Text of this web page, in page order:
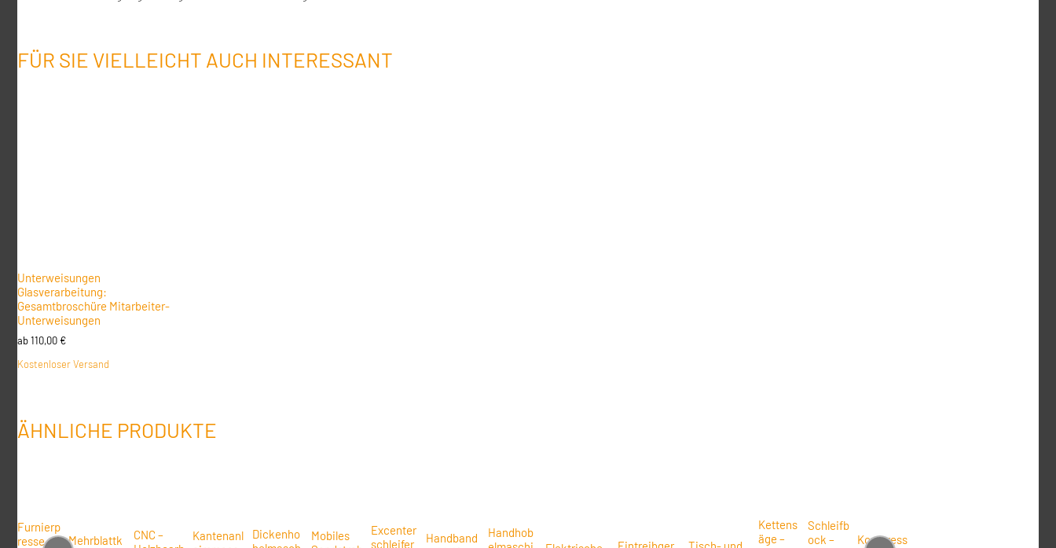
FÜR SIE VIELLEICHT AUCH INTERESSANT
Unterweisungen
Glasverarbeitung:
Gesamtbroschüre Mitarbeiter-
Unterweisungen
ab110,00 €
Kostenloser Versand
ÄHNLICHE PRODUKTE
Furnierp
resse –
Mehrblattk
CNC –
Kantenanl
Dickenho
Mobiles
Excenter
schleifer
Handband
Handhob
Kettens
äge –
Schleifb
ock –
Kompress